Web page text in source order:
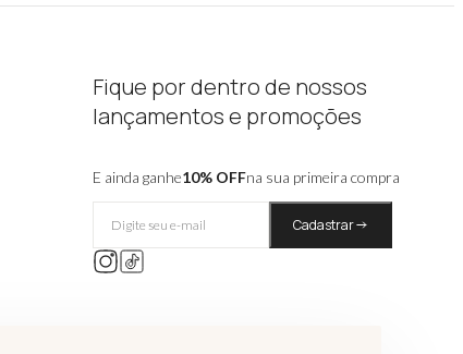
Fique por dentro de nossos
lançamentos e promoções
E ainda ganhe10% OFFna sua primeira compra
Cadastrar